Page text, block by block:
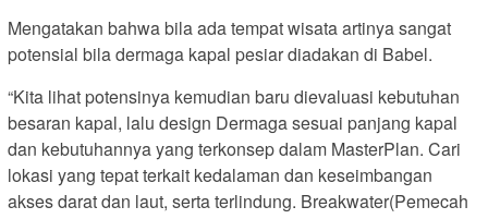
Mengatakan bahwa bila ada tempat wisata artinya sangat
potensial bila dermaga kapal pesiar diadakan di Babel.
“Kita lihat potensinya kemudian baru dievaluasi kebutuhan
besaran kapal, lalu design Dermaga sesuai panjang kapal
dan kebutuhannya yang terkonsep dalam MasterPlan. Cari
lokasi yang tepat terkait kedalaman dan keseimbangan
akses darat dan laut, serta terlindung. Breakwater(Pemecah